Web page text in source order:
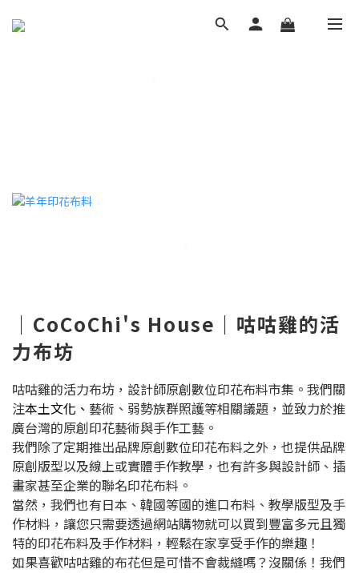
｜CoCoChi's House｜咕咕雞的活
力布坊
咕咕雞的活力布坊，設計師原創數位印花布料市集。我們關
注本土文化、 藝術、弱勢族群照護等相關議題，並致力於推
廣台灣的原創印花藝術與手作工藝。
我們除了定期推出品牌原創數位印花布料之外，也提供品牌
原創版型以及線上或實體手作教學，也有許多與設計師、插
畫家甚至企業的聯名印花布料。
當然，我們也有日本、韓國等國的進口布料、教學版型及手
作材料，讓您只需要透過網站購物就可以買到豐富多元且獨
特的印花布料及手作材料，輕鬆在家享受手作的樂趣！
如果喜歡咕咕雞的布花但是可惜不會裁縫嗎？沒關係！我們